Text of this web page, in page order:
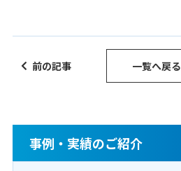
前の記事 一覧へ戻る
事例・実績のご紹介